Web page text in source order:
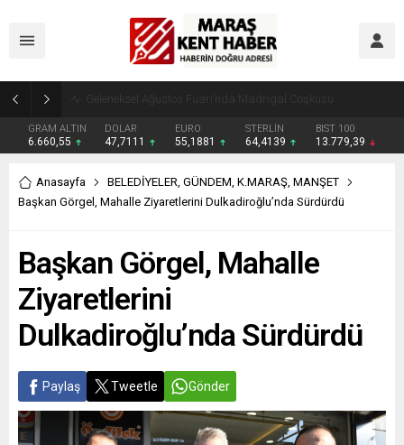
Geleneksel Ağustos Fuarı’nda Madrigal Coşkusu
GRAM ALTIN
6.660,55
DOLAR
47,7111
EURO
55,1881
STERLİN
64,4139
BIST 100
13.779,39
Anasayfa BELEDİYELER, GÜNDEM, K.MARAŞ, MANŞET
Başkan Görgel, Mahalle Ziyaretlerini Dulkadiroğlu’nda Sürdürdü
Başkan Görgel, Mahalle
Ziyaretlerini
Dulkadiroğlu’nda Sürdürdü
Paylaş Tweetle Gönder